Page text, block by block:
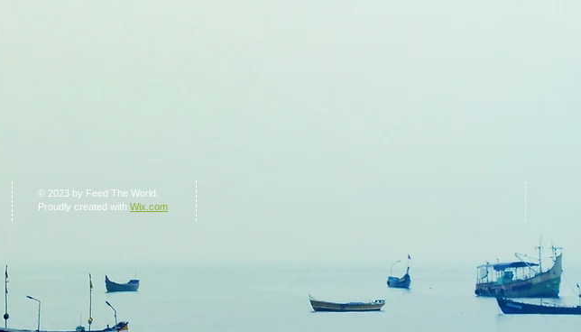
© 2023 by Feed The World.
Proudly created with Wix.com